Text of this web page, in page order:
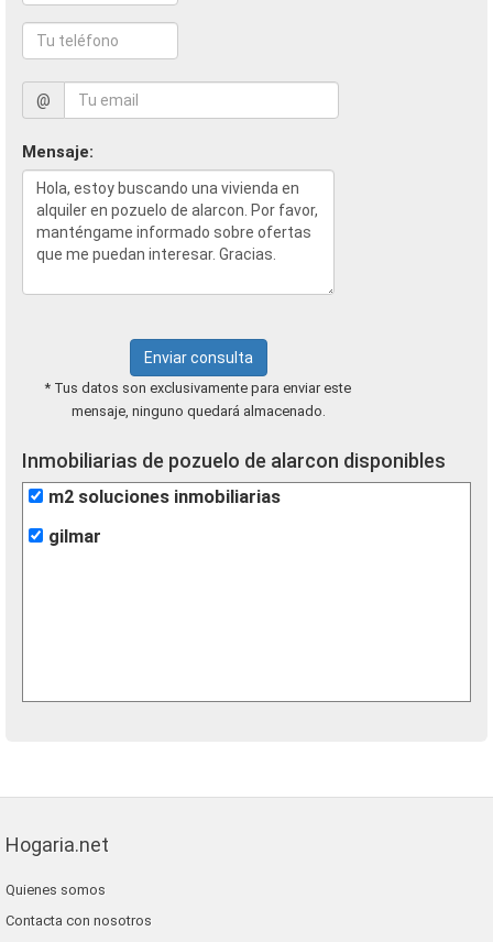
@
Mensaje:
Enviar consulta
* Tus datos son exclusivamente para enviar este
mensaje, ninguno quedará almacenado.
Inmobiliarias de pozuelo de alarcon disponibles
m2 soluciones inmobiliarias
gilmar
Hogaria.net
Quienes somos
Contacta con nosotros